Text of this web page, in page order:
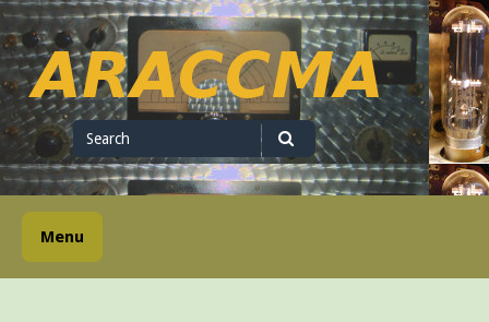
Skip
to
content
ARACCMA
Search
for
Search
Menu